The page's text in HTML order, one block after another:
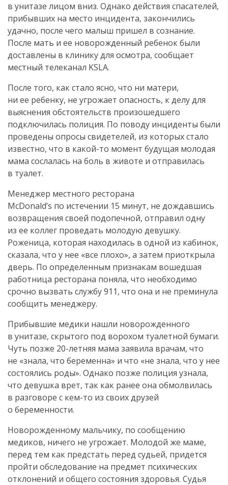
в унитазе лицом вниз. Однако действия спасателей,
прибывших на место инцидента, закончились
удачно, после чего малыш пришел в сознание.
После мать и ее новорожденный ребенок были
доставлены в клинику для осмотра, сообщает
местный телеканал KSLA.
После того, как стало ясно, что ни матери,
ни ее ребенку, не угрожает опасность, к делу для
выяснения обстоятельств произошедшего
подключилась полиция. По поводу инциденты были
проведены опросы свидетелей, из которых стало
известно, что в какой-то момент будущая молодая
мама сослалась на боль в животе и отправилась
в туалет.
Менеджер местного ресторана
McDonald’s по истечении 15 минут, не дождавшись
возвращения своей подопечной, отправил одну
из ее коллег проведать молодую девушку.
Роженица, которая находилась в одной из кабинок,
сказала, что у нее «все плохо», а затем приоткрыла
дверь. По определенным признакам вошедшая
работница ресторана поняла, что необходимо
срочно вызвать службу 911, что она и не преминула
сообщить менеджеру.
Прибывшие медики нашли новорожденного
в унитазе, скрытого под ворохом туалетной бумаги.
Чуть позже 20-летняя мама заявила врачам, что
не «знала, что беременна» и что «не знала, что у нее
состоялись роды». Однако позже полиция узнала,
что девушка врет, так как ранее она обмолвилась
в разговоре с кем-то из своих друзей
о беременности.
Новорожденному мальчику, по сообщению
медиков, ничего не угрожает. Молодой же маме,
перед тем как предстать перед судьей, придется
пройти обследование на предмет психических
отклонений и общего состояния здоровья. Судья